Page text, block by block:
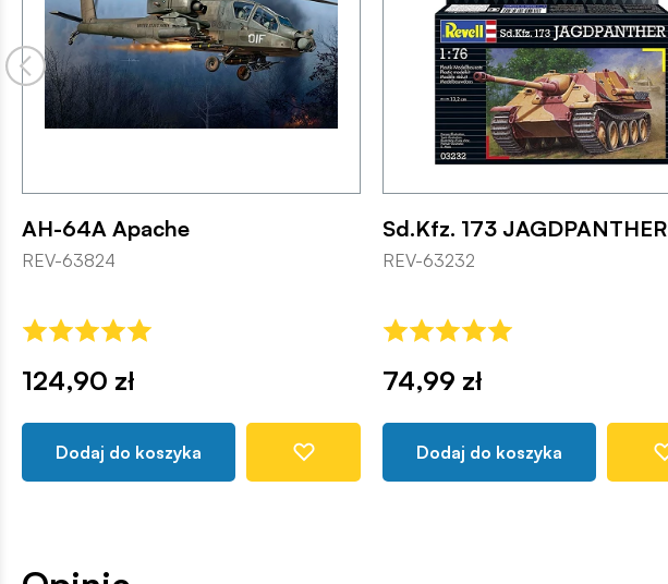
AH-64A Apache
REV-63824
124,90 zł
Dodaj do koszyka
Sd.Kfz. 173 JAGDPANTHER
REV-63232
74,99 zł
Dodaj do koszyka